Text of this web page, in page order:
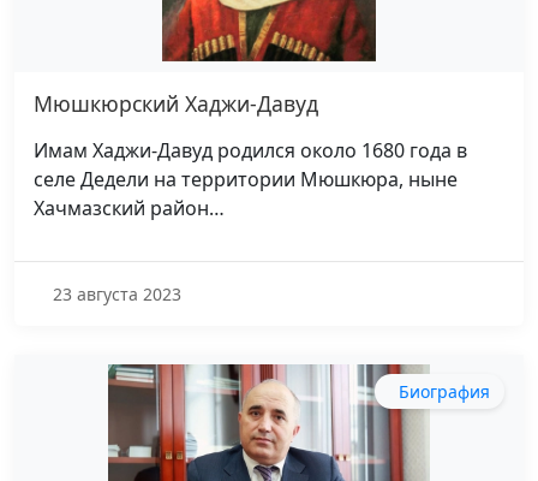
Мюшкюрский Хаджи-Давуд
Имам Хаджи-Давуд родился около 1680 года в
селе Дедели на территории Мюшкюра, ныне
Хачмазский район…
23 августа 2023
Биография